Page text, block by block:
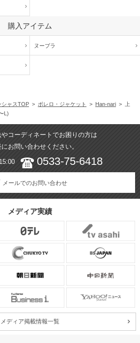
購入アイテム
ヌーブラ
シャスTOP > ボレロ・ジャケット > Han-nari > 上
L)
やコーディネートでお困りの方は
お問い合わせください。
0533-75-6418
メールでのお問い合わせ
メディア実績
メディア掲載情報一覧